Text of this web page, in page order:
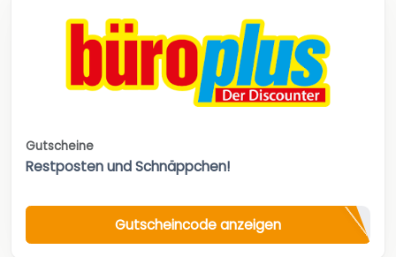
Gutscheine
Restposten und Schnäppchen!
Gutscheincode anzeigen